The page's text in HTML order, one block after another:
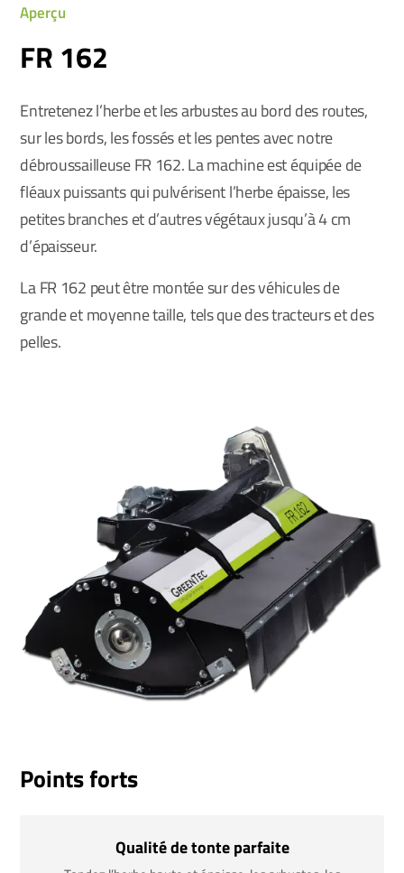
Aperçu
FR 162
Entretenez l’herbe et les arbustes au bord des routes,
sur les bords, les fossés et les pentes avec notre
débroussailleuse FR 162. La machine est équipée de
fléaux puissants qui pulvérisent l’herbe épaisse, les
petites branches et d’autres végétaux jusqu’à 4 cm
d’épaisseur.
La FR 162 peut être montée sur des véhicules de
grande et moyenne taille, tels que des tracteurs et des
pelles.
Points forts
Qualité de tonte parfaite